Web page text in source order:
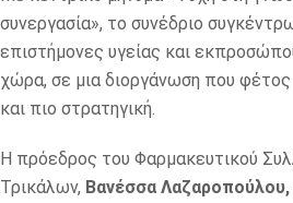
συνεργασία», το συνέδριο
επιστήμονες υγείας και
χώρα, σε μια διοργάνωση που φέτος
και πιο στρατηγική.
Η πρόεδρος του Φαρμακευτικού
Τρικάλων, Βανέσσα Λαζαροπούλου,